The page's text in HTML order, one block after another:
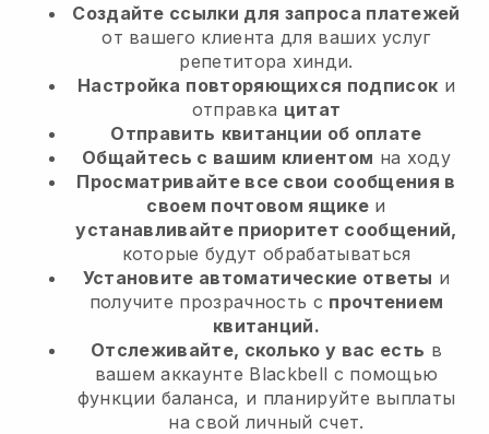
Создайте ссылки для запроса платежей
от вашего клиента для ваших услуг
репетитора хинди.
Настройка повторяющихся подписок и
отправка цитат
Отправить квитанции об оплате
Общайтесь с вашим клиентом на ходу
Просматривайте все свои сообщения в
своем почтовом ящикеи
устанавливайте приоритет сообщений,
которые будут обрабатываться
Установите автоматические ответы и
получите прозрачность с прочтением
квитанций.
Отслеживайте, сколько у вас есть в
вашем аккаунте Blackbell с помощью
функции баланса, и планируйте выплаты
на свой личный счет.